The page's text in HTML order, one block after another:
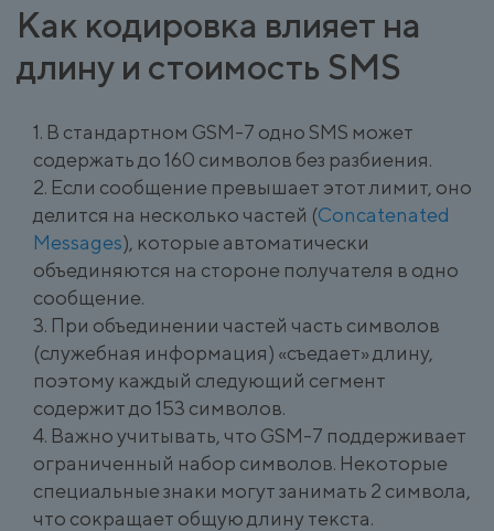
Как кодировка влияет на
длину и стоимость SMS
В стандартном GSM-7 одно SMS может
содержать до 160 символов без разбиения.
Если сообщение превышает этот лимит, оно
делится на несколько частей (Concatenated
Messages), которые автоматически
объединяются на стороне получателя в одно
сообщение.
При объединении частей часть символов
(служебная информация) «съедает» длину,
поэтому каждый следующий сегмент
содержит до 153 символов.
Важно учитывать, что GSM-7 поддерживает
ограниченный набор символов. Некоторые
специальные знаки могут занимать 2 символа,
что сокращает общую длину текста.